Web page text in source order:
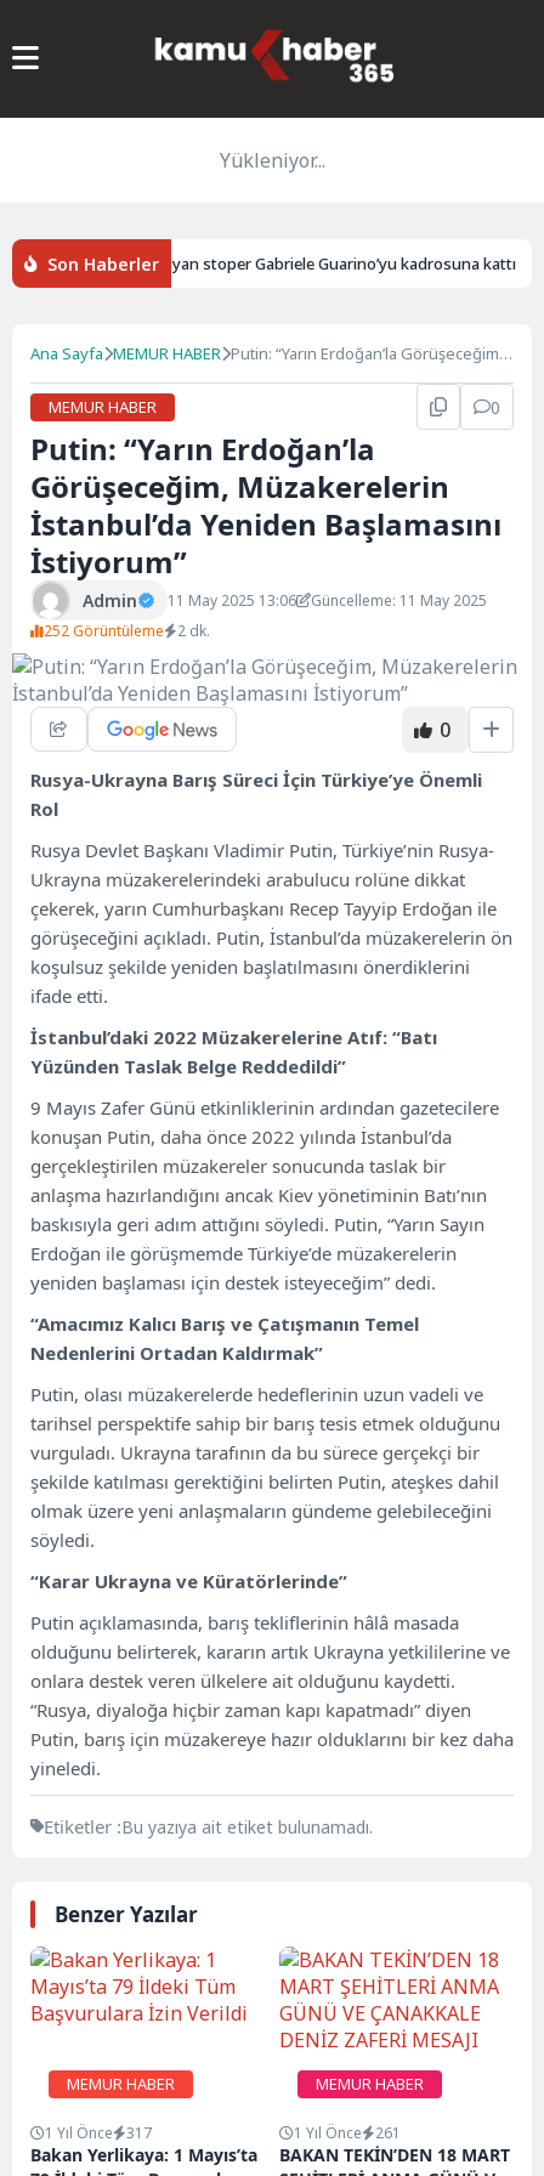
Yükleniyor...
Son Haberler
Samsunspor İtalyan stoper Gabriele Guarino’yu kadrosuna kattı
Ana Sayfa MEMUR HABER Putin: “Yarın Erdoğan’la Görüşeceğim,
MEMUR HABER 0
Putin: “Yarın Erdoğan’la
Görüşeceğim, Müzakerelerin
İstanbul’da Yeniden Başlamasını
İstiyorum”
Admin 11 May 2025 13:06
Güncelleme: 11 May 2025
252 Görüntüleme
2 dk.
0
Rusya-Ukrayna Barış Süreci İçin Türkiye’ye Önemli
Rol
Rusya Devlet Başkanı Vladimir Putin, Türkiye’nin Rusya-
Ukrayna müzakerelerindeki arabulucu rolüne dikkat
çekerek, yarın Cumhurbaşkanı Recep Tayyip Erdoğan ile
görüşeceğini açıkladı. Putin, İstanbul’da müzakerelerin ön
koşulsuz şekilde yeniden başlatılmasını önerdiklerini
ifade etti.
İstanbul’daki 2022 Müzakerelerine Atıf: “Batı
Yüzünden Taslak Belge Reddedildi”
9 Mayıs Zafer Günü etkinliklerinin ardından gazetecilere
konuşan Putin, daha önce 2022 yılında İstanbul’da
gerçekleştirilen müzakereler sonucunda taslak bir
anlaşma hazırlandığını ancak Kiev yönetiminin Batı’nın
baskısıyla geri adım attığını söyledi. Putin, “Yarın Sayın
Erdoğan ile görüşmemde Türkiye’de müzakerelerin
yeniden başlaması için destek isteyeceğim” dedi.
“Amacımız Kalıcı Barış ve Çatışmanın Temel
Nedenlerini Ortadan Kaldırmak”
Putin, olası müzakerelerde hedeflerinin uzun vadeli ve
tarihsel perspektife sahip bir barış tesis etmek olduğunu
vurguladı. Ukrayna tarafının da bu sürece gerçekçi bir
şekilde katılması gerektiğini belirten Putin, ateşkes dahil
olmak üzere yeni anlaşmaların gündeme gelebileceğini
söyledi.
“Karar Ukrayna ve Küratörlerinde”
Putin açıklamasında, barış tekliflerinin hâlâ masada
olduğunu belirterek, kararın artık Ukrayna yetkililerine ve
onlara destek veren ülkelere ait olduğunu kaydetti.
“Rusya, diyaloğa hiçbir zaman kapı kapatmadı” diyen
Putin, barış için müzakereye hazır olduklarını bir kez daha
yineledi.
Etiketler :Bu yazıya ait etiket bulunamadı.
Benzer Yazılar
MEMUR HABER
1 Yıl Önce 317
Bakan Yerlikaya: 1 Mayıs’ta
MEMUR HABER
1 Yıl Önce 261
BAKAN TEKİN’DEN 18 MART